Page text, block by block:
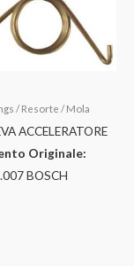
/ Resorte / Mola
ACCELERATORE
Originale:
BOSCH